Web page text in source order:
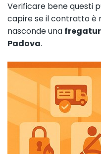
Verificare bene questi
capire se il contratto è
nasconde una
Padova.